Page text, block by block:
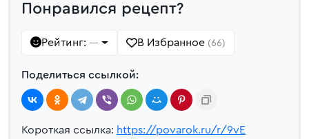
Понравился рецепт?
Рейтинг: — В Избранное (66)
Поделиться ссылкой:
Короткая ссылка: https://povarok.ru/r/9vE